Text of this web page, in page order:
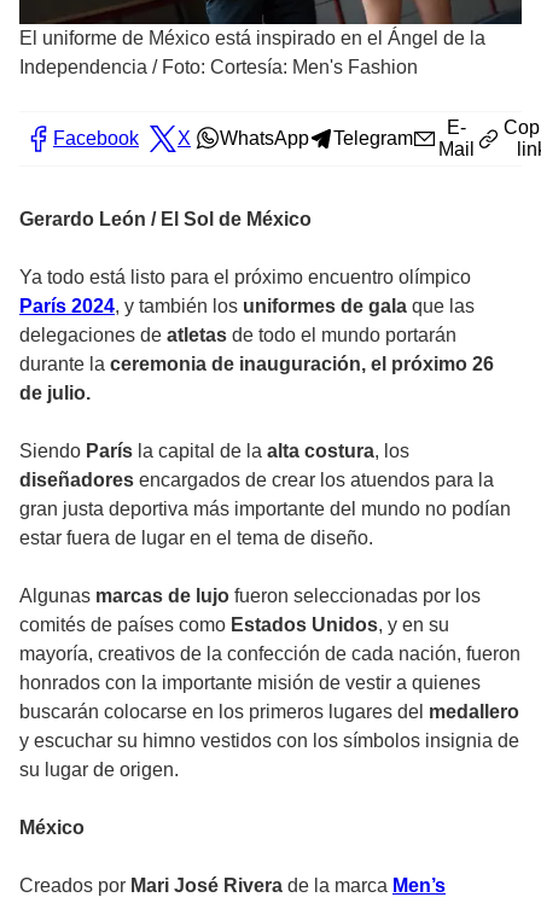
El uniforme de México está inspirado en el Ángel de la
Independencia / Foto: Cortesía: Men's Fashion
Facebook X WhatsApp Telegram
E-
Mail
Gerardo León / El Sol de México
Ya todo está listo para el próximo encuentro olímpico
París 2024, y también los uniformes de gala que las
delegaciones de atletas de todo el mundo portarán
durante la ceremonia de inauguración, el próximo 26
de julio.
Siendo París la capital de la alta costura, los
diseñadores encargados de crear los atuendos para la
gran justa deportiva más importante del mundo no podían
estar fuera de lugar en el tema de diseño.
Algunas marcas de lujo fueron seleccionadas por los
comités de países como Estados Unidos, y en su
mayoría, creativos de la confección de cada nación, fueron
honrados con la importante misión de vestir a quienes
buscarán colocarse en los primeros lugares del medallero
y escuchar su himno vestidos con los símbolos insignia de
su lugar de origen.
México
Creados por Mari José Rivera de la marca Men’s